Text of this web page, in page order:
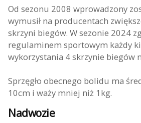
Od sezonu 2008 wprowadzony
wymusił na producentach
skrzyni biegów. W sezonie 2024
regulaminem sportowym każdy
wykorzystania 4 skrzynie biegów
Sprzęgło obecnego bolidu ma
10cm i waży mniej niż 1kg.
Nadwozie